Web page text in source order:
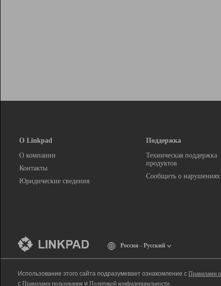
О Linkpad
О компании
Контакты
Юридические сведения
Поддержка
Техническая поддержка
продуктов
Сообщить о нарушениях
Россия - Русский
Использование этого сайта подразумевает ознакомление с Правилами
с Правилами пользования и Политикой конфиденциальности.